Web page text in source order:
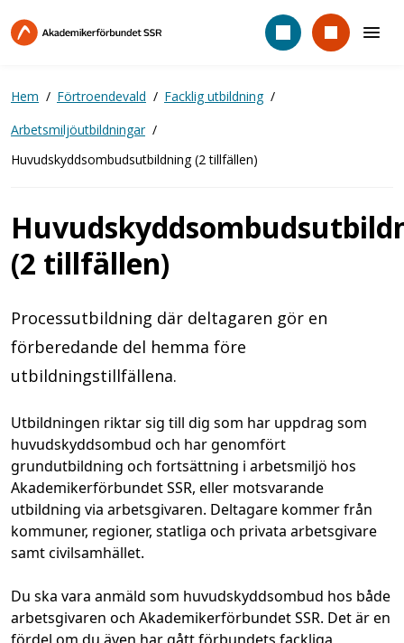
till
Hem Förtroendevald
Facklig utbildning
Arbetsmiljöutbildningar
Huvudskyddsombudsutbildning (2 tillfällen)
(2 tillfällen)
Processutbildning där deltagaren gör en
förberedande del hemma före
utbildningstillfällena.
Utbildningen riktar sig till dig som har uppdrag som
huvudskyddsombud och har genomfört
grundutbildning och fortsättning i arbetsmiljö hos
Akademikerförbundet SSR, eller motsvarande
utbildning via arbetsgivaren. Deltagare kommer från
kommuner, regioner, statliga och privata arbetsgivare
samt civilsamhället.
Du ska vara anmäld som huvudskyddsombud hos både
arbetsgivaren och Akademikerförbundet SSR. Det är en